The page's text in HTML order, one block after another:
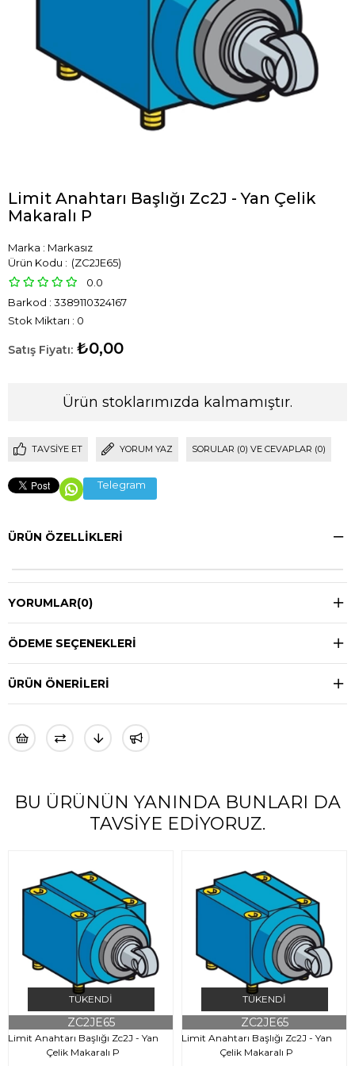
Limit Anahtarı Başlığı Zc2J - Yan Çelik
Makaralı P
Marka : Markasız
(ZC2JE65)
0.0
Barkod : 3389110324167
Stok Miktarı : 0
₺0,00
Ürün stoklarımızda kalmamıştır.
TAVSIYE ET YORUM YAZ SORULAR (0) VE CEVAPLAR (0)
Telegram
ÜRÜN ÖZELLIKLERI
YORUMLAR(0)
ÖDEME SEÇENEKLERI
ÜRÜN ÖNERILERI
BU ÜRÜNÜN YANINDA BUNLARI DA
TAVSIYE EDIYORUZ.
TÜKENDI
Limit Anahtarı Başlığı Zc2J - Yan
Çelik Makaralı P
ZC2JE65
TÜKENDI
Limit Anahtarı Başlığı Zc2J - Yan
Çelik Makaralı P
ZC2JE65